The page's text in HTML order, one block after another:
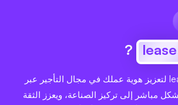
?
اختر اسم نطاق .lease لتعزيز هوية عملك في مجال التأجير عبر
مباشر إلى تركيز الصناعة، ويعزز الثقة